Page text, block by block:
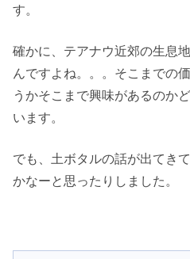
す。
確かに、テアナウ近郊の生息
んですよね。。。そこまでの
うかそこまで興味があるのか
います。
でも、土ボタルの話が出てき
かなーと思ったりしました。